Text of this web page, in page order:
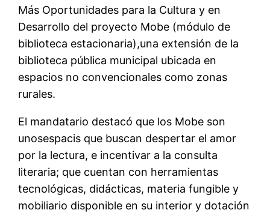
Más Oportunidades para la Cultura y en
Desarrollo del proyecto Mobe (módulo de
biblioteca estacionaria),una extensión de la
biblioteca pública municipal ubicada en
espacios no convencionales como zonas
rurales.
El mandatario destacó que los Mobe son
unosespacis que buscan despertar el amor
por la lectura, e incentivar a la consulta
literaria; que cuentan con herramientas
tecnológicas, didácticas, materia fungible y
mobiliario disponible en su interior y dotación